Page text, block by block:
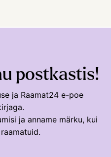
postkastis!
ja Raamat24 e-poe
ja anname märku, kui